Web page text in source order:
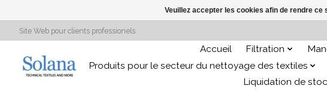
Site Web pour clients professionels
Accueil Filtration
Produits pour le secteur du nettoyage des textiles
Liquidation de
Veuillez accepter les cookies afin de rendre